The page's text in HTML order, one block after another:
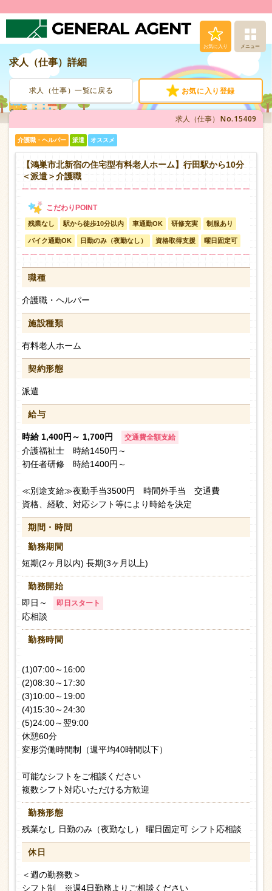
お気に入り メニュー
人材派遣サービス
転職支援サービス
登録から就業まで
お問い合わせ
求人（仕事）詳細
求人（仕事）一覧に戻る お気に入り登録
求人（仕事） No.15409
介護職・ヘルパー 派遣 オススメ
【鴻巣市北新宿の住宅型有料老人ホーム】行田駅から10分
＜派遣＞介護職
残業なし 駅から徒歩10分以内 車通勤OK 研修充実 制服あり
バイク通勤OK 日勤のみ（夜勤なし） 資格取得支援 曜日固定可
職種
介護職・ヘルパー
施設種類
有料老人ホーム
契約形態
派遣
給与
時給 1,400円～ 1,700円 交通費全額支給
介護福祉士 時給1450円～
初任者研修 時給1400円～
≪別途支給≫夜勤手当3500円 時間外手当 交通費
資格、経験、対応シフト等により時給を決定
期間・時間
勤務期間
短期(2ヶ月以内) 長期(3ヶ月以上)
勤務開始
即日～
即日スタート
応相談
勤務時間
(1)07:00～16:00
(2)08:30～17:30
(3)10:00～19:00
(4)15:30～24:30
(5)24:00～翌9:00
休憩60分
変形労働時間制（週平均40時間以下）
可能なシフトをご相談ください
複数シフト対応いただける方歓迎
勤務形態
残業なし 日勤のみ（夜勤なし） 曜日固定可 シフト応相談
休日
＜週の勤務数＞
シフト制 ※週4日勤務よりご相談ください